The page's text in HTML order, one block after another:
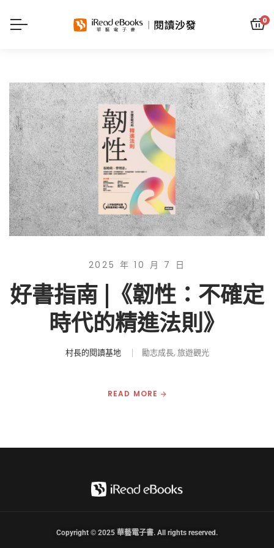
0
2025 年 10 月 7 日
好書指南 |《韌性：不確定
時代的精進法則》
村長的閱讀基地 勵志成長 旅遊觀光
READ MORE
Copyright © 2025 華藝電子書. All rights reserved.